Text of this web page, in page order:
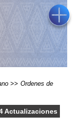
Ordenes de
Actualizaciones